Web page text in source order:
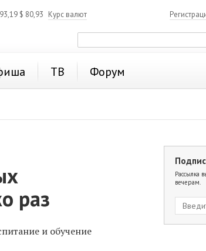
93,19 $ 80,93 Курс валют
ТВ Форум
раз
и обучение
Рассылка
вечерам.